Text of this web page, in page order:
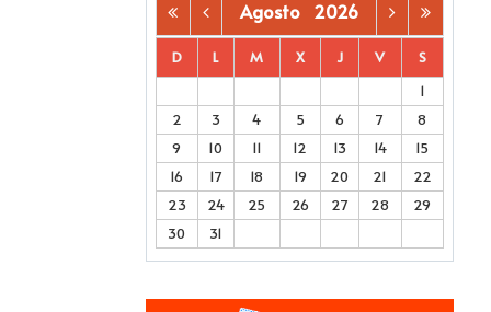
Agosto 2026
D L M X J V
S
1
2
3 4 5 6 7
8
9
10 11 12 13 14
15
16
17 18 19 20 21
22
23
24 25 26 27 28
29
30
31